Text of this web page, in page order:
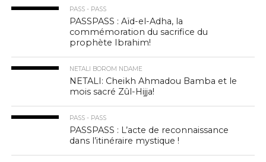
PASS - PASS
PASSPASS : Aïd-el-Adha, la
commémoration du sacrifice du
prophète Ibrahim!
NETALI BOROM NDAME
NETALI: Cheikh Ahmadou Bamba et le
mois sacré Zûl-Hijja!
PASS - PASS
PASSPASS : L’acte de reconnaissance
dans l’itinéraire mystique !